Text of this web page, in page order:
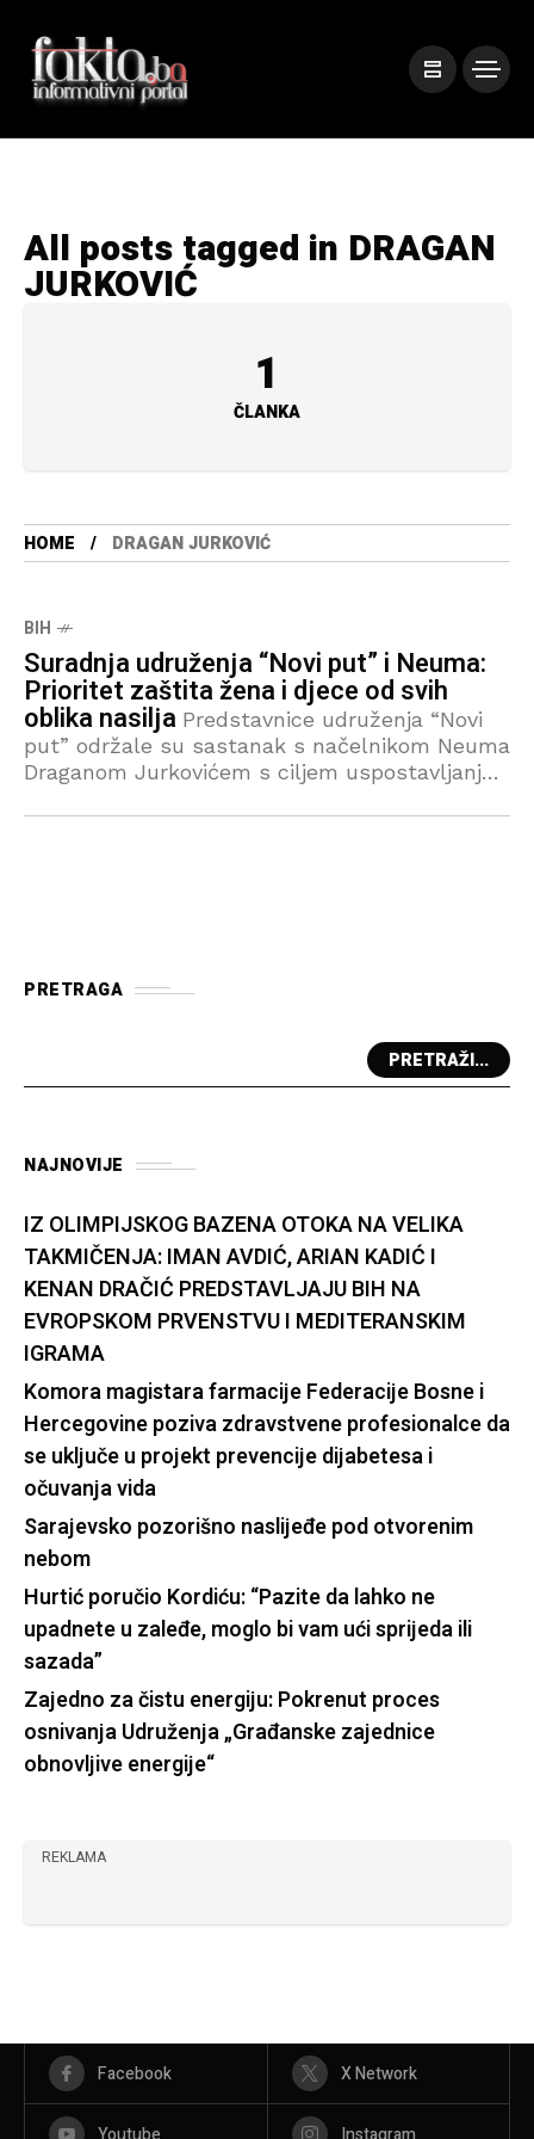
All posts tagged in DRAGAN
JURKOVIĆ
1
ČLANKA
HOME DRAGAN JURKOVIĆ
BIH
Suradnja udruženja “Novi put” i Neuma:
Prioritet zaštita žena i djece od svih
oblika nasilja Predstavnice udruženja “Novi
put” održale su sastanak s načelnikom Neuma
Draganom Jurkovićem s ciljem uspostavljanja
nasilja. Sastanku su prisustvovale
PRETRAGA
PRETRAŽI...
NAJNOVIJE
IZ OLIMPIJSKOG BAZENA OTOKA NA VELIKA
TAKMIČENJA: IMAN AVDIĆ, ARIAN KADIĆ I
KENAN DRAČIĆ PREDSTAVLJAJU BIH NA
EVROPSKOM PRVENSTVU I MEDITERANSKIM
IGRAMA
Komora magistara farmacije Federacije Bosne i
Hercegovine poziva zdravstvene profesionalce da
se uključe u projekt prevencije dijabetesa i
očuvanja vida
Sarajevsko pozorišno naslijeđe pod otvorenim
nebom
Hurtić poručio Kordiću: “Pazite da lahko ne
upadnete u zaleđe, moglo bi vam ući sprijeda ili
sazada”
Zajedno za čistu energiju: Pokrenut proces
osnivanja Udruženja „Građanske zajednice
obnovljive energije“
REKLAMA
Facebook X Network